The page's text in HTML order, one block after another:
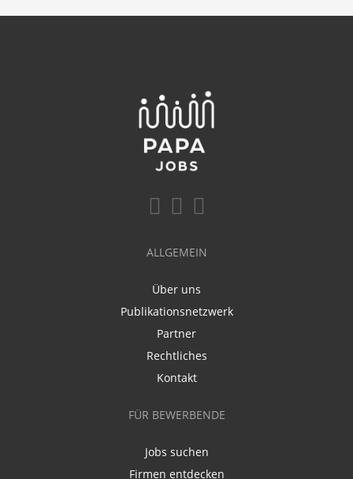
ALLGEMEIN
Über uns
Publikationsnetzwerk
Partner
Rechtliches
Kontakt
FÜR BEWERBENDE
Jobs suchen
Firmen entdecken